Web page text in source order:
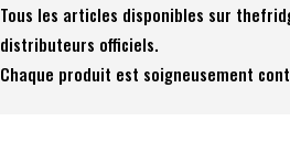
Tous les articles disponibles sur
distributeurs officiels.
Chaque produit est soigneusement